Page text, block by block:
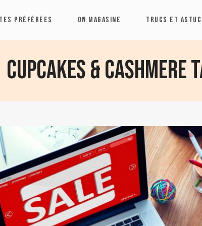
PRÉFÉRÉES ON MAGASINE TRUCS ET
Cupcakes & Cashmere